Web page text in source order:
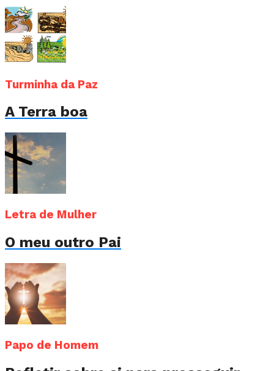
Turminha da Paz
A Terra boa
Letra de Mulher
O meu outro Pai
Papo de Homem